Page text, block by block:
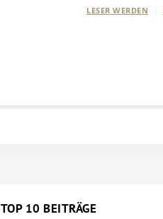
LESER WERDEN
TOP 10 BEITRÄGE